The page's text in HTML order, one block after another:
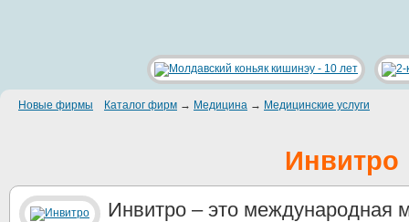
Новые фирмы Каталог фирм → Медицина → Медицинские услуги
Инвитро
Инвитро – это международная